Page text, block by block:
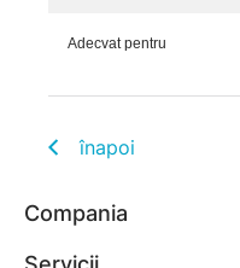
Adecvat pentru
înapoi
Compania